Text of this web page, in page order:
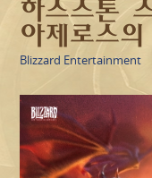
하스스톤
아제로스
Blizzard Entertainment